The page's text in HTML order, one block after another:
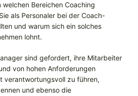
Bereichen Coaching
als Personaler bei der Coach-
und warum sich ein solches
lohnt.
sind gefordert, ihre Mitarbeiter
von hohen Anforderungen
verantwortungsvoll zu führen,
und ebenso die